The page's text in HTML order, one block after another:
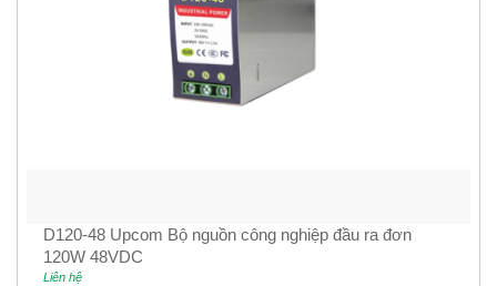
D120-48 Upcom Bộ nguồn công nghiệp đầu ra đơn
120W 48VDC
Liên hệ